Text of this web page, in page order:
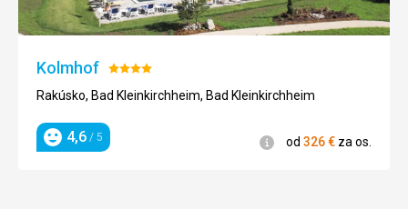
Kolmhof Hodnotenie:
4/5
Rakúsko, Bad Kleinkirchheim, Bad Kleinkirchheim
Hodnotenie
4,6 / 5 Informácie
od 326€ za os.